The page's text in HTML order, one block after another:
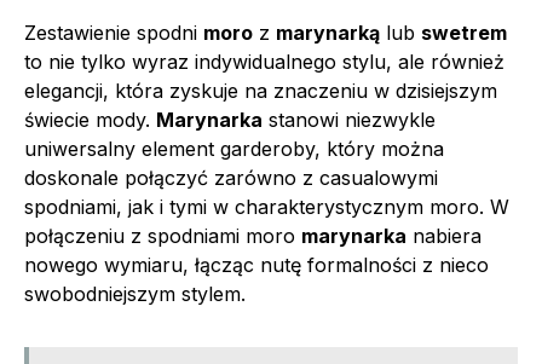
Zestawienie spodni moro z marynarką lub swetrem
to nie tylko wyraz indywidualnego stylu, ale również
elegancji, która zyskuje na znaczeniu w dzisiejszym
świecie mody. Marynarka stanowi niezwykle
uniwersalny element garderoby, który można
doskonale połączyć zarówno z casualowymi
spodniami, jak i tymi w charakterystycznym moro. W
połączeniu z spodniami moro marynarka nabiera
nowego wymiaru, łącząc nutę formalności z nieco
swobodniejszym stylem.